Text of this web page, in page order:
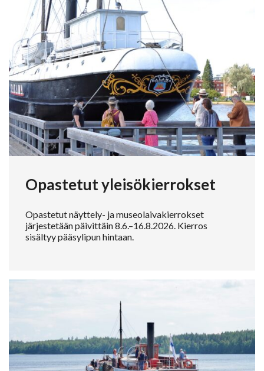
Opastetut yleisökierrokset
Opastetut näyttely- ja museolaivakierrokset
järjestetään päivittäin 8.6.–16.8.2026. Kierros
sisältyy pääsylipun hintaan.